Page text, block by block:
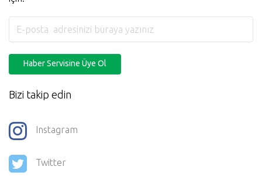
Haber Servisine Üye Ol
Bizi takip edin
Instagram
Twitter